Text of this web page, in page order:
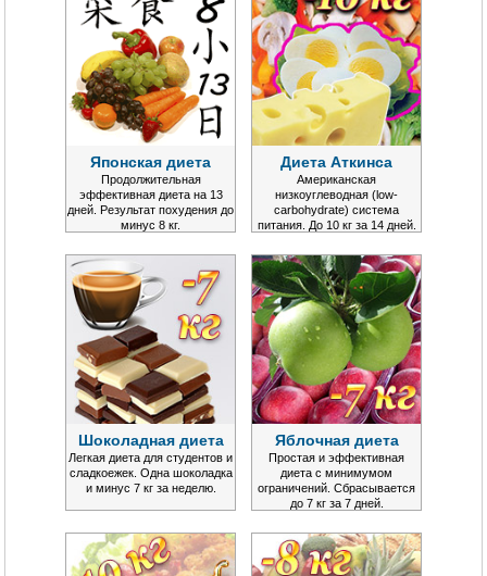
Японская диета
Продолжительная
эффективная диета на 13
дней. Результат похудения до
минус 8 кг.
Диета Аткинса
Американская
низкоуглеводная (low-
carbohydrate) система
питания. До 10 кг за 14 дней.
Шоколадная диета
Легкая диета для студентов и
сладкоежек. Одна шоколадка
и минус 7 кг за неделю.
Яблочная диета
Простая и эффективная
диета с минимумом
ограничений. Сбрасывается
до 7 кг за 7 дней.